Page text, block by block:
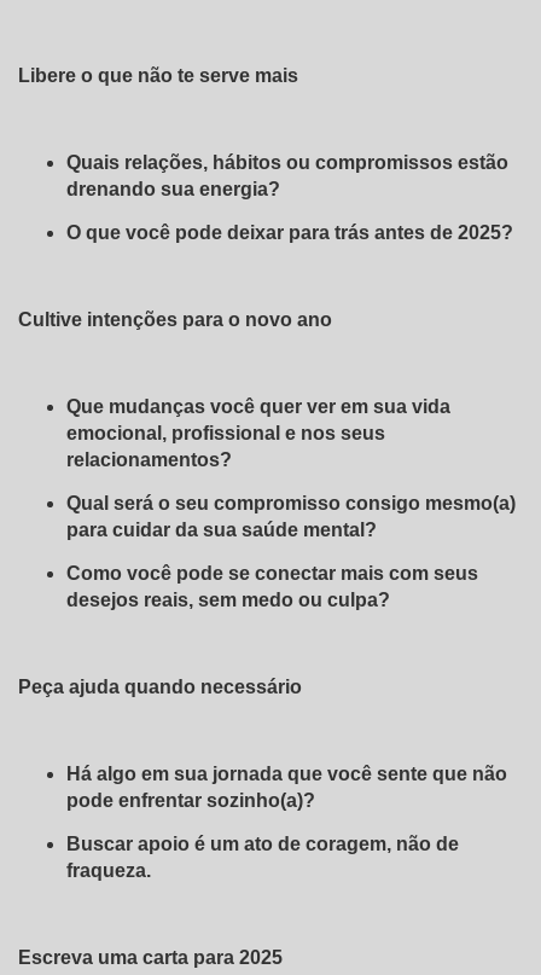
Libere o que não te serve mais
Quais relações, hábitos ou compromissos estão
drenando sua energia?
O que você pode deixar para trás antes de 2025?
Cultive intenções para o novo ano
Que mudanças você quer ver em sua vida
emocional, profissional e nos seus
relacionamentos?
Qual será o seu compromisso consigo mesmo(a)
para cuidar da sua saúde mental?
Como você pode se conectar mais com seus
desejos reais, sem medo ou culpa?
Peça ajuda quando necessário
Há algo em sua jornada que você sente que não
pode enfrentar sozinho(a)?
Buscar apoio é um ato de coragem, não de
fraqueza.
Escreva uma carta para 2025